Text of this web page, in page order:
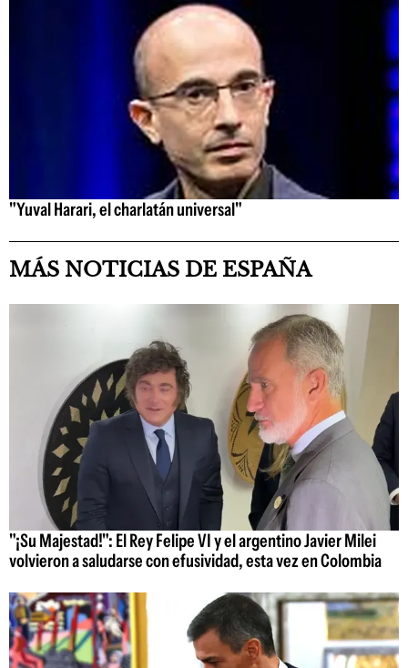
"Yuval Harari, el charlatán universal"
MÁS NOTICIAS DE ESPAÑA
"¡Su Majestad!": El Rey Felipe VI y el argentino Javier Milei
volvieron a saludarse con efusividad, esta vez en Colombia